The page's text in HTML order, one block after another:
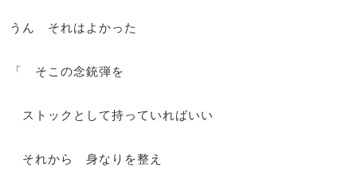
うん それはよかった
「 そこの念銃弾を
ストックとして持っていればいい
それから 身なりを整え